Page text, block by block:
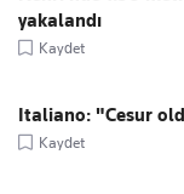
yakalandı
Kaydet
Italiano: "Cesur
Kaydet